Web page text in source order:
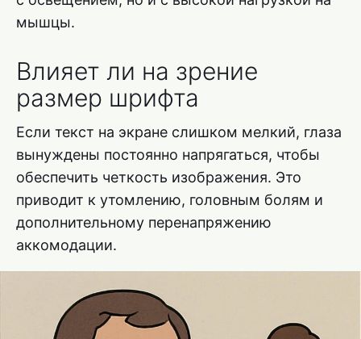
мышцы.
Влияет ли на зрение
размер шрифта
Если текст на экране слишком мелкий, глаза
вынуждены постоянно напрягаться, чтобы
обеспечить четкость изображения. Это
приводит к утомлению, головным болям и
дополнительному перенапряжению
аккомодации.